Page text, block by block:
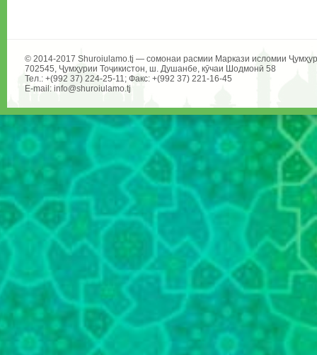
© 2014-2017 Shuroiulamo.tj — сомонаи расмии Маркази исломии
702545, Ҷумҳурии Тоҷикистон, ш. Душанбе, кӯчаи Шодмонӣ 58
Тел.: +(992 37) 224-25-11; Факс: +(992 37) 221-16-45
E-mail: info@shuroiulamo.tj